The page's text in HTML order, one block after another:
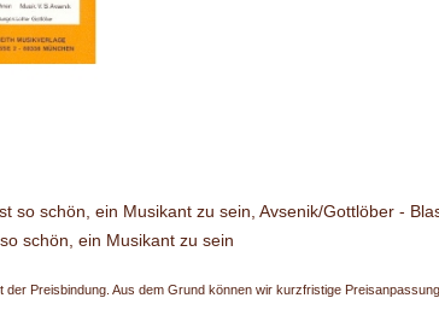
so schön, ein Musikant zu sein, Avsenik/Gottlöber -
schön, ein Musikant zu sein
der Preisbindung. Aus dem Grund können wir kurzfristige